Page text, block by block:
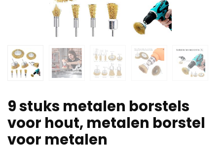
9 stuks metalen borstels
voor hout, metalen borstel
voor metalen